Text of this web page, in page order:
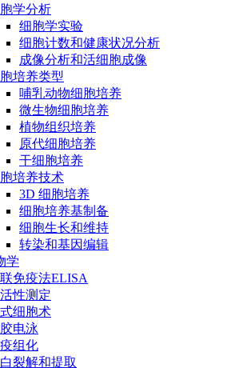
学分析
细胞学实验
细胞计数和健康状况分析
成像分析和活细胞成像
培养类型
哺乳动物细胞培养
微生物细胞培养
植物组织培养
原代细胞培养
干细胞培养
培养技术
3D 细胞培养
细胞培养基制备
细胞生长和维持
转染和基因编辑
学
免疫法ELISA
性测定
细胞术
电泳
组化
裂解和提取